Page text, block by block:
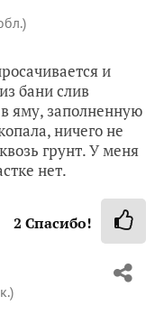
и
бани слив
яму, заполненную
ничего не
грунт. У меня
нет.
2 Спасибо!